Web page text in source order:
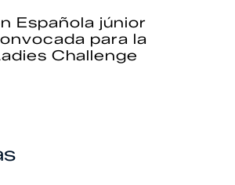
Española júnior
para la
Challenge